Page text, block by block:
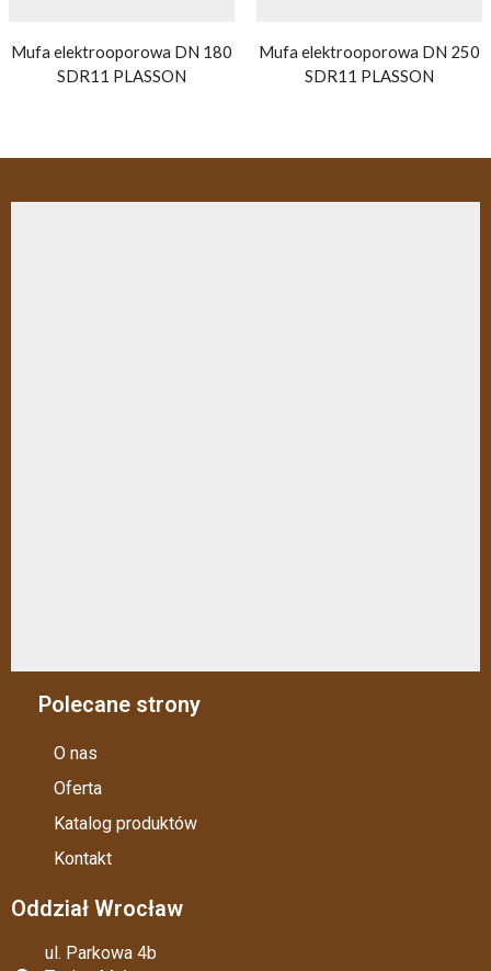
Mufa elektrooporowa DN 180
SDR11 PLASSON
Mufa elektrooporowa DN 250
SDR11 PLASSON
Polecane strony
O nas
Oferta
Katalog produktów
Kontakt
Oddział Wrocław
ul. Parkowa 4b